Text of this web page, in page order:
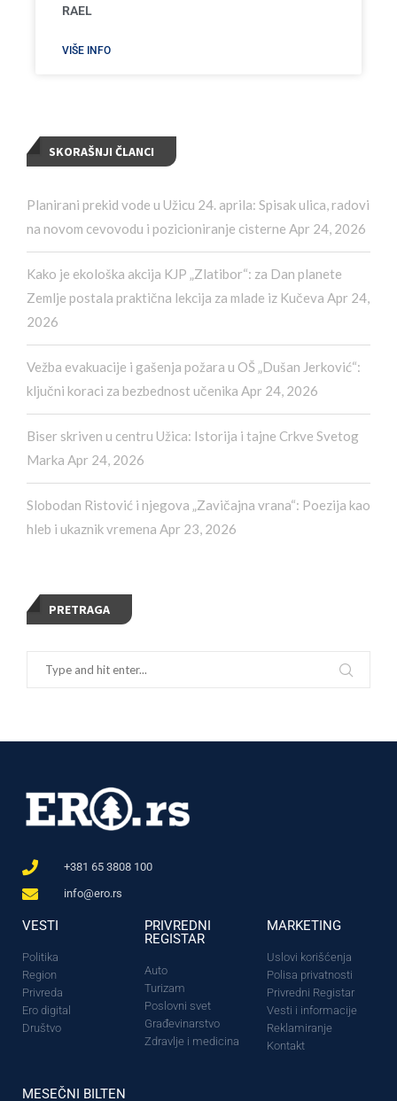
RAEL
VIŠE INFO
SKORAŠNJI ČLANCI
Planirani prekid vode u Užicu 24. aprila: Spisak ulica, radovi
na novom cevovodu i pozicioniranje cisterne Apr 24, 2026
Kako je ekološka akcija KJP „Zlatibor“: za Dan planete
Zemlje postala praktična lekcija za mlade iz Kučeva Apr 24,
2026
Vežba evakuacije i gašenja požara u OŠ „Dušan Jerković“:
ključni koraci za bezbednost učenika Apr 24, 2026
Biser skriven u centru Užica: Istorija i tajne Crkve Svetog
Marka Apr 24, 2026
Slobodan Ristović i njegova „Zavičajna vrana“: Poezija kao
hleb i ukaznik vremena Apr 23, 2026
PRETRAGA
+381 65 3808 100
info@ero.rs
VESTI
Politika
Region
Privreda
Ero digital
Društvo
PRIVREDNI
REGISTAR
Auto
Turizam
Poslovni svet
Građevinarstvo
Zdravlje i medicina
MARKETING
Uslovi korišćenja
Polisa privatnosti
Privredni Registar
Vesti i informacije
Reklamiranje
Kontakt
MESEČNI BILTEN